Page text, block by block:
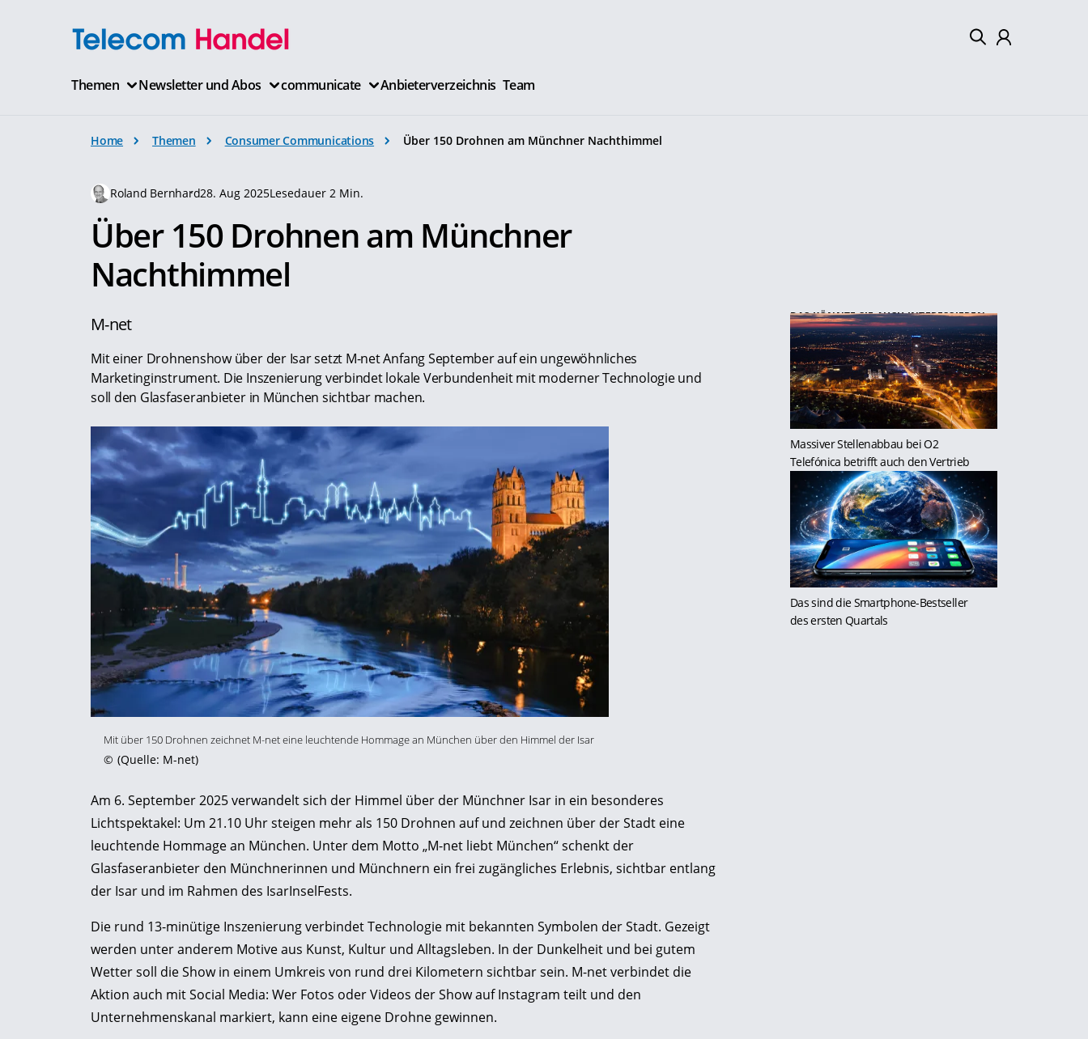
Themen Newsletter und Abos communicate Anbieterverzeichnis Team
Home Themen Consumer Communications Über 150 Drohnen am Münchner Nachthimmel
Roland Bernhard28. Aug 2025Lesedauer 2 Min.
Über 150 Drohnen am Münchner
Nachthimmel
M-net
Mit einer Drohnenshow über der Isar setzt M-net Anfang September auf ein ungewöhnliches
Marketinginstrument. Die Inszenierung verbindet lokale Verbundenheit mit moderner Technologie und
soll den Glasfaseranbieter in München sichtbar machen.
Mit über 150 Drohnen zeichnet M-net eine leuchtende Hommage an München über den Himmel der Isar
© (Quelle: M-net)
Am 6. September 2025 verwandelt sich der Himmel über der Münchner Isar in ein besonderes
Lichtspektakel: Um 21.10 Uhr steigen mehr als 150 Drohnen auf und zeichnen über der Stadt eine
leuchtende Hommage an München. Unter dem Motto „M-net liebt München“ schenkt der
Glasfaseranbieter den Münchnerinnen und Münchnern ein frei zugängliches Erlebnis, sichtbar entlang
der Isar und im Rahmen des IsarInselFests.
Die rund 13-minütige Inszenierung verbindet Technologie mit bekannten Symbolen der Stadt. Gezeigt
werden unter anderem Motive aus Kunst, Kultur und Alltagsleben. In der Dunkelheit und bei gutem
Wetter soll die Show in einem Umkreis von rund drei Kilometern sichtbar sein. M-net verbindet die
Aktion auch mit Social Media: Wer Fotos oder Videos der Show auf Instagram teilt und den
Unternehmenskanal markiert, kann eine eigene Drohne gewinnen.
DAS KÖNNTE SIE AUCH INTERESSIEREN:
Massiver Stellenabbau bei O2
Telefónica betrifft auch den Vertrieb
Das sind die Smartphone-Bestseller
des ersten Quartals